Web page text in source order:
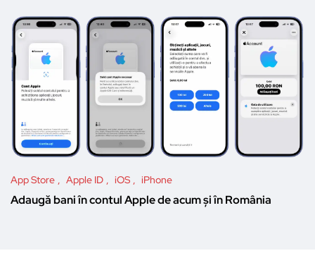
App Store Apple ID iOS iPhone
Adaugă bani în contul Apple de acum și în România